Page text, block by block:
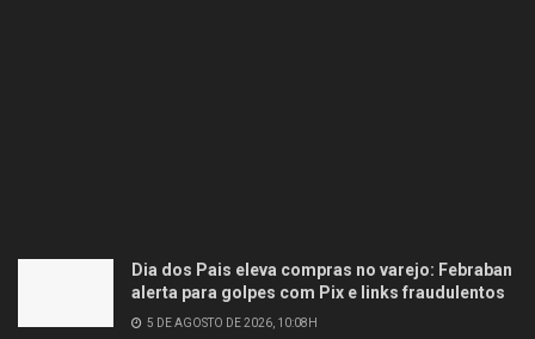
Dia dos Pais eleva compras no varejo: Febraban
alerta para golpes com Pix e links fraudulentos
5 DE AGOSTO DE 2026, 10:08H